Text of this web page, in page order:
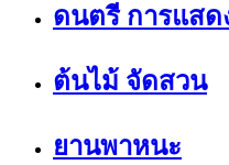
ดนตรี การแสด
ต้นไม้ จัดสวน
ยานพาหนะ